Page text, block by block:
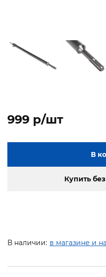
999 p/шт
В
Купить
В наличии: в магазине и